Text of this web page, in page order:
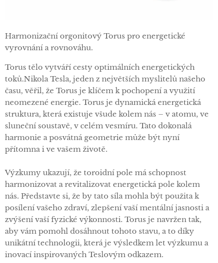
Harmonizační orgonitový Torus pro energetické
vyrovnání a rovnováhu.
Torus tělo vytváří cesty optimálních energetických
toků.Nikola Tesla, jeden z největších myslitelů našeho
času, věřil, že Torus je klíčem k pochopení a využití
neomezené energie. Torus je dynamická energetická
struktura, která existuje všude kolem nás – v atomu, ve
sluneční soustavě, v celém vesmíru. Tato dokonalá
harmonie a posvátná geometrie může být nyní
přítomna i ve vašem životě.
Výzkumy ukazují, že toroidní pole má schopnost
harmonizovat a revitalizovat energetická pole kolem
nás. Představte si, že by tato síla mohla být použita k
posílení vašeho zdraví, zlepšení vaší mentální jasnosti a
zvýšení vaší fyzické výkonnosti. Torus je navržen tak,
aby vám pomohl dosáhnout tohoto stavu, a to díky
unikátní technologii, která je výsledkem let výzkumu a
inovací inspirovaných Teslovým odkazem.